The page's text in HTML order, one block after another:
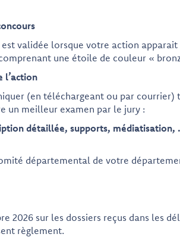
validée lorsque votre action
une étoile de couleur «
l’action
(en téléchargeant ou par
un meilleur examen par le jury :
détaillée, supports, médiatisation,
départemental de votre
2026 sur les dossiers reçus dans les
règlement.